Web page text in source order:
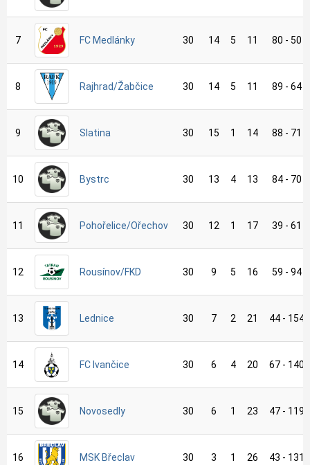
7 FC Medlánky 30 14 5 11 80 - 50
8 Rajhrad/Žabčice 30 14 5 11 89 - 64
9 Slatina 30 15 1 14 88 - 71
10 Bystrc 30 13 4 13 84 - 70
11 Pohořelice/Ořechov 30 12 1 17 39 - 61
12 Rousínov/FKD 30 9 5 16 59 - 94
13 Lednice 30 7 2 21 44 - 154
14 FC Ivančice 30 6 4 20 67 - 140
15 Novosedly 30 6 1 23 47 - 119
16 MSK Břeclav 30 3 1 26 43 - 131